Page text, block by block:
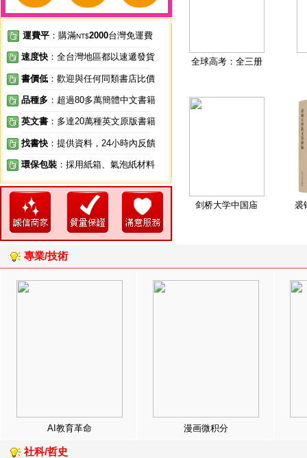
運費平 ：購滿NT$2000台灣免運費
速度快 ：全台灣地區都以速遞發貨
書價低 ：歡迎與任何同類書店比價
品種多 ：超過80多萬簡體中文書籍
英文書 ：多達20萬種英文原版書籍
找書快 ：提供資料，24小時內反饋
環保包裝 ：採用紙箱、氣泡紙材料
全球高考：全三册
剑桥大学中国庙 裘
專業/技術
AI教育革命 漫画微积分
社科/哲史